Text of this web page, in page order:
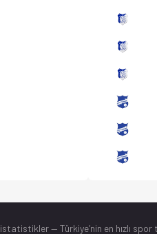
— Türkiye’nin en hızlı